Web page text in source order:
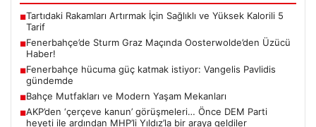
■Tartıdaki Rakamları Artırmak İçin Sağlıklı ve Yüksek Kalorili 5
Tarif
■Fenerbahçe’de Sturm Graz Maçında Oosterwolde’den Üzücü
Haber!
■Fenerbahçe hücuma güç katmak istiyor: Vangelis Pavlidis
gündemde
■Bahçe Mutfakları ve Modern Yaşam Mekanları
■AKP’den ‘çerçeve kanun’ görüşmeleri… Önce DEM Parti
heyeti ile ardından MHP’li Yıldız’la bir araya geldiler